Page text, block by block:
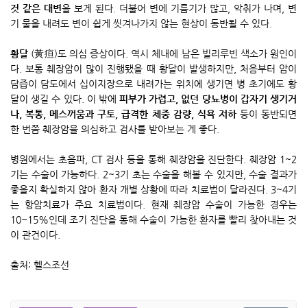
것 같은 대변을 보게 된다. 더불어 변에 기름기가 많고, 악취가 나며, 변
기 물을 내려도 변이 쉽게 씻겨나가지 않는 현상이 동반될 수 있다.
황달 (黃疸)도 의심 증상이다. 역시 체내에 남은 빌리루빈 색소가 원인이
다. 보통 췌장암이 많이 진행됐을 때 황달이 발생하지만, 처음부터 암이
담즙이 담도에서 십이지장으로 내려가는 위치에 생기면 병 초기에도 황
달이 생길 수 있다. 이 밖에피부가 가렵고, 없던 당뇨병이 갑자기 생기거
나, 복통, 메스꺼움과 구토, 급격한 체중 감량, 식욕 저하등이 동반되면
한 번쯤 췌장암을 의심하고 검사를 받아보는 게 좋다.
병원에서는 초음파, CT 검사 등을 통해 췌장암을 진단한다.​ 췌장암 1~2
기는 수술이 가능하다. 2~3기 초는 수술을 해볼 수 있지만, 수술 결과가
좋을지 확실하지 않아 환자 개별 상황에 따라 치료법이 달라진다. 3~4기
는 항암치료가 주요 치료법이다. 현재 췌장암 수술이 가능한 경우는
10~15%인데 조기 진단을 통해 수술이 가능한 환자를 빨리 찾아내는 것
이 관건이다.
출처: 헬스조선